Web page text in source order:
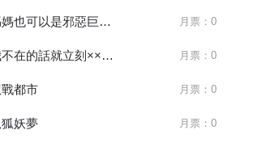
神印王座 - 烛天动漫官方
媽媽也可以是邪惡巨大娘哦~ 月票：0
我不在的話就立刻××的儚木香澄 月票：0
都市 月票：0
妖夢 月票：0